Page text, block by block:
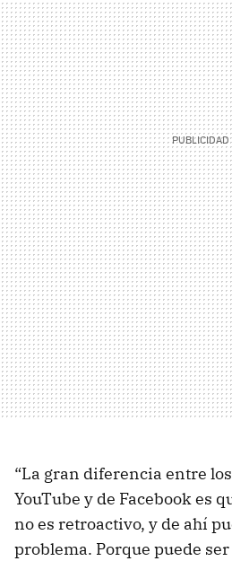
“La gran diferencia entre
YouTube y de Facebook es
no es retroactivo, y de ahí
problema. Porque puede